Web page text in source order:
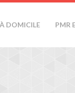
DOMICILE PMR